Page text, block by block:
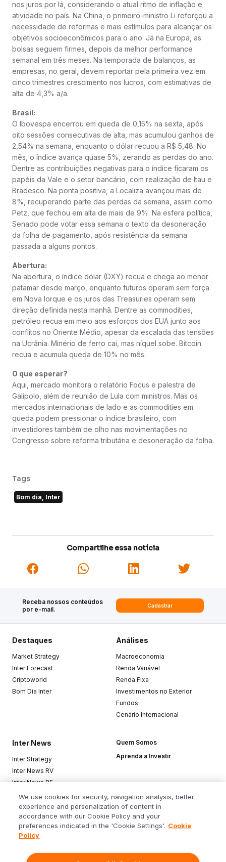
nos juros por lá, considerando o atual ritmo de inflação e
atividade no país. Na China, o primeiro-ministro Li reforçou a
necessidade de reformas e mais estímulos para alcançar os
objetivos socioeconômicos para o ano. Já na Europa, as
bolsas seguem firmes, depois da melhor performance
semanal em três meses. Na temporada de balanços, as
empresas, no geral, devem reportar pela primeira vez em
cinco trimestres crescimento nos lucros, com estimativas de
alta de 4,3% a/a.
Brasil:
O Ibovespa encerrou em queda de 0,15% na sexta, após
oito sessões consecutivas de alta, mas acumulou ganhos de
2,54% na semana, enquanto o dólar recuou a R$ 5,48. No
mês, o índice avança quase 5%, zerando as perdas do ano.
Dentre as contribuições negativas para o índice ficaram os
papéis da Vale e o setor bancário, com realização de Itau e
Bradesco. Na ponta positiva, a Localiza avançou mais de
8%, recuperando parte das perdas da semana, assim como
Petz, que fechou em alta de mais de 9%. Na esfera política,
Senado pode votar essa semana o texto da desoneração
da folha de pagamento, após resistência da semana
passada a alguns pontos.
Abertura:
Na abertura, o índice dólar (DXY) recua e chega ao menor
patamar desde março, enquanto futuros operam sem força
em Nova Iorque e os juros das Treasuries operam sem
direção definida nesta manhã. Dentre as commodities,
petróleo recua em meio aos esforços dos EUA junto aos
conflitos no Oriente Médio, apesar da escalada das tensões
na Ucrânia. Minério de ferro cai, mas níquel sobe. Bitcoin
recua e acumula queda de 10% no mês.
O que esperar?
Aqui, mercado monitora o relatório Focus e palestra de
Galípolo, além de reunião de Lula com ministros. Mas os
mercados internacionais de lado e as commodities em
queda podem pressionar o índice brasileiro, com
investidores também de olho nas movimentações no
Congresso sobre reforma tributária e desoneração da folha.
Tags
Bom dia, Inter
Compartilhe essa notícia
Receba nossos conteúdos
por e-mail.
Cadastrar
Destaques
Market Strategy
Inter Forecast
Criptoworld
Bom Dia Inter
Análises
Macroeconomia
Renda Variável
Renda Fixa
Investimentos no Exterior
Fundos
Cenário Internacional
Inter News
Inter Strategy
Inter News RV
Inter News RF
Top Funds
Quem Somos
Aprenda a Investir
Baixe o app
We use cookies for security, navigation analysis, better
experience and personalization of content in
accordance with our Cookie Policy and your
preferences indicated in the 'Cookie Settings'. Cookie
Policy